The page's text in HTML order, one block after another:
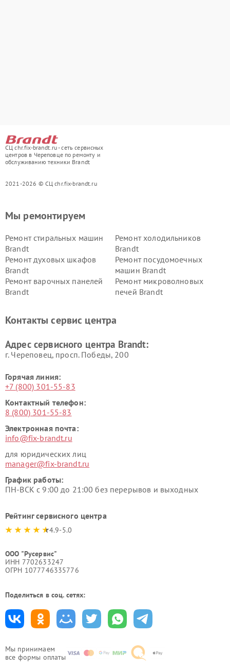
СЦ chr.fix-brandt.ru - сеть сервисных
центров в Череповце по ремонту и
обслуживанию техники Brandt
2021-2026 © СЦ chr.fix-brandt.ru
Мы принимаем
все формы оплаты
Мы ремонтируем
Ремонт стиральных машин
Brandt
Ремонт холодильников
Brandt
Ремонт духовых шкафов
Brandt
Ремонт посудомоечных
машин Brandt
Ремонт варочных панелей
Brandt
Ремонт микроволновых
печей Brandt
Контакты сервис центра
Адрес сервисного центра Brandt:
г. Череповец, просп. Победы, 200
Горячая линия:
+7 (800) 301-55-83
Контактный телефон:
8 (800) 301-55-83
Электронная почта:
info@fix-brandt.ru
для юридических лиц
manager@fix-brandt.ru
График работы:
ПН-ВСК с 9:00 до 21:00 без перерывов и выходных
Рейтинг сервисного центра
4.9-5.0
ООО "Русервис"
ИНН 7702633247
ОГРН 1077746335776
Поделиться в соц. сетях: